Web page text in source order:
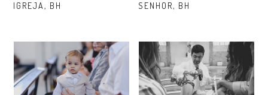
IGREJA, BH
SENHOR, BH